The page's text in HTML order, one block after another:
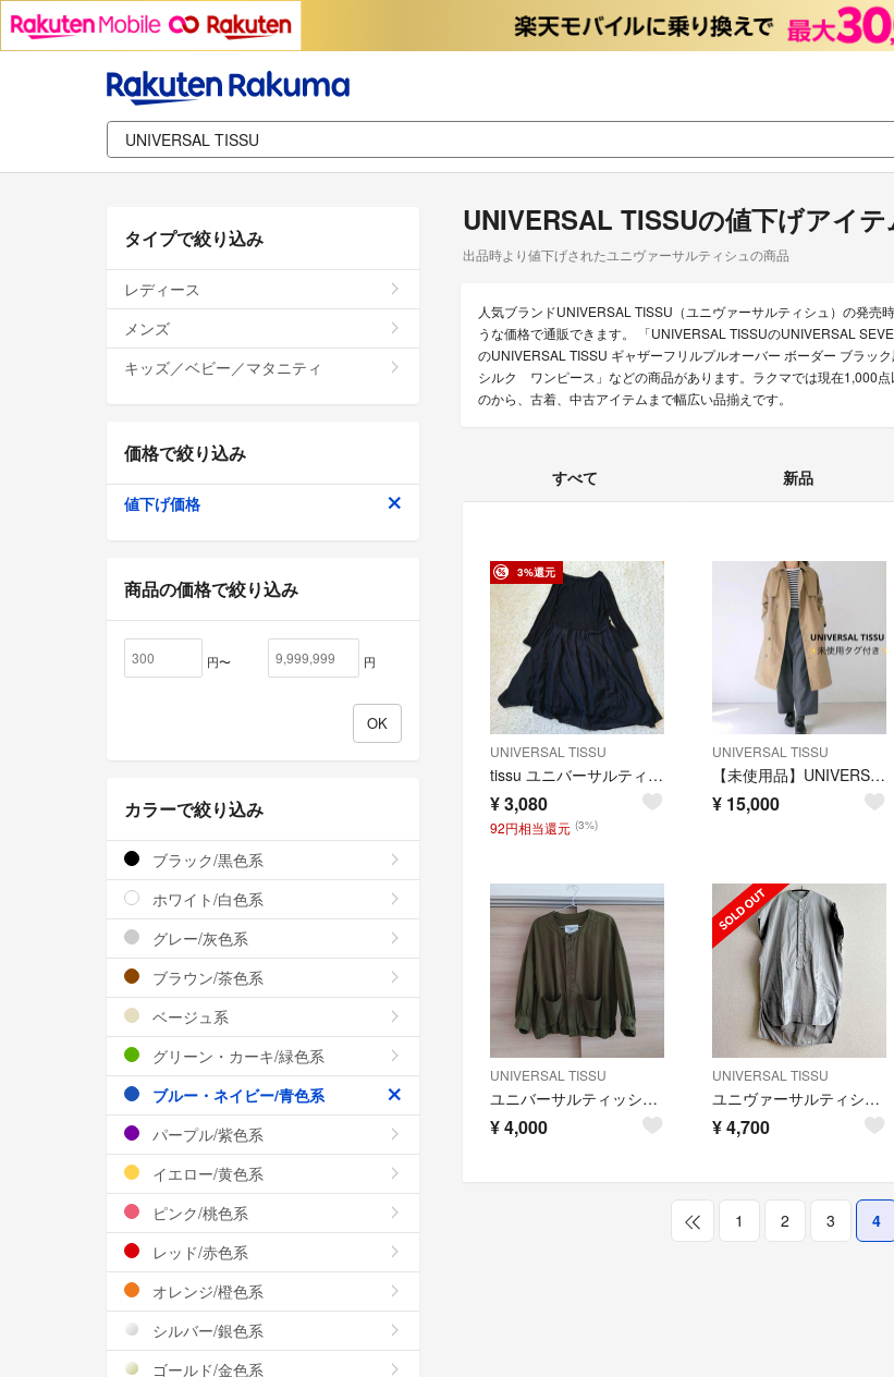
UNIVERSAL TISSUの値下げアイテ
出品時より値下げされたユニヴァーサルティシュの商品
人気ブランドUNIVERSAL TISSU（ユニヴァーサルティシュ）の発
うな価格で通販できます。 「UNIVERSAL TISSUのUNIVERSAL
のUNIVERSAL TISSU ギャザーフリルプルオーバー ボーダー ブラ
シルク ワンピース」などの商品があります。ラクマでは現在1,000
のから、古着、中古アイテムまで幅広い品揃えです。
すべて 新品
3%還元
UNIVERSAL TISSU
tissu ユニバーサルティシュ リネンコットン シルク ワンピース
¥3,080
92円相当還元 (3%)
UNIVERSAL TISSU
【未使用品】UNIVERSAL TISSU トレンチコート スプリングコート
¥ 15,000
UNIVERSAL TISSU
ユニバーサルティッシュ ノーカラージャケット
¥4,000
UNIVERSAL TISSU
ユニヴァーサルティシュ チュニック
¥4,700
1 2 3 4
タイプで絞り込み
レディース
メンズ
キッズ／ベビー／マタニティ
価格で絞り込み
値下げ価格
商品の価格で絞り込み
円〜 円
カラーで絞り込み
ブラック/黒色系
ホワイト/白色系
グレー/灰色系
ブラウン/茶色系
ベージュ系
グリーン・カーキ/緑色系
ブルー・ネイビー/青色系
パープル/紫色系
イエロー/黄色系
ピンク/桃色系
レッド/赤色系
オレンジ/橙色系
シルバー/銀色系
ゴールド/金色系